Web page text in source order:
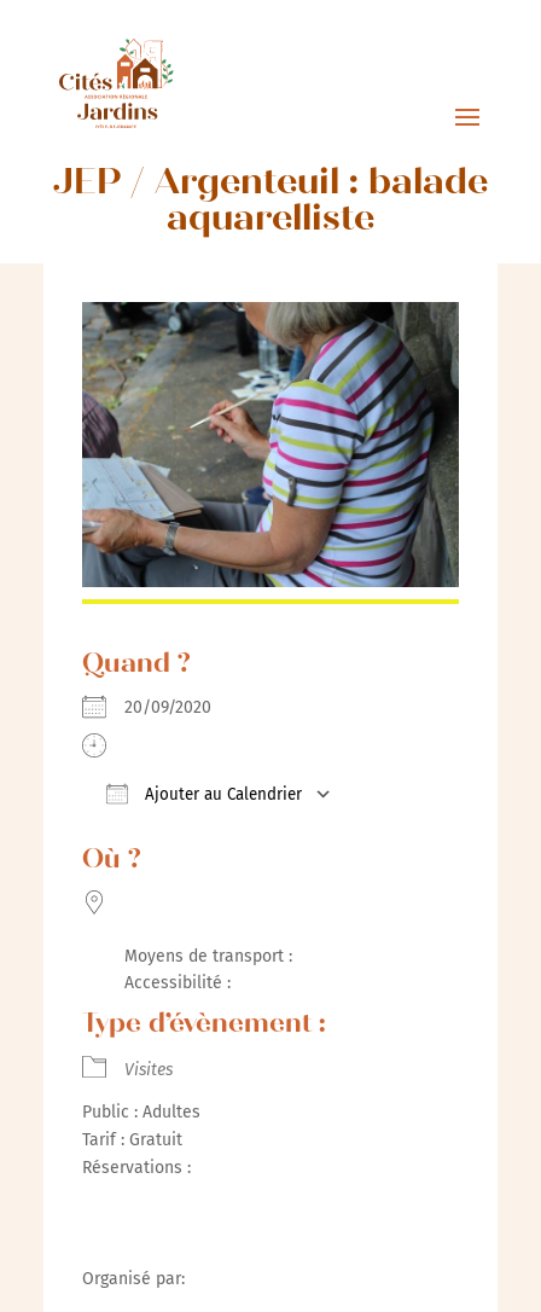
JEP / Argenteuil : balade
aquarelliste
Quand ?
20/09/2020
Ajouter au Calendrier
Où ?
Moyens de transport :
Accessibilité :
Type d’évènement :
Visites
Public : Adultes
Tarif : Gratuit
Réservations :
Organisé par: